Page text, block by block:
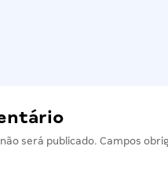
será publicado. Campos